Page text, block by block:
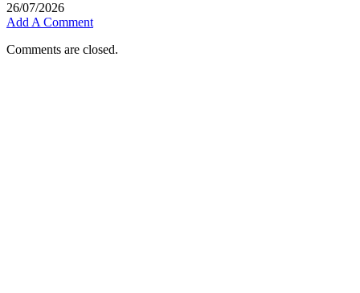
26/07/2026
Add A Comment
Comments are closed.